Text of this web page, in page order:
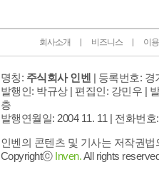
회사소개 비즈니스 이
명칭: 주식회사 인벤 | 등록번호: 경
발행인: 박규상 | 편집인: 강민우 |
층
발행연월일: 2004 11. 11 | 전화번호
인벤의 콘텐츠 및 기사는 저작권
Copyrightⓒ Inven.All rights